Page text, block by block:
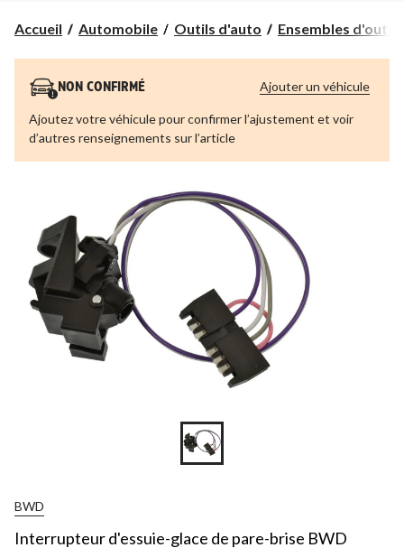
Accueil Automobile Outils d'auto Ensembles
NON CONFIRMÉ
Ajoutez votre véhicule pour confirmer l’ajustement et voir
d’autres renseignements sur l’article
Ajouter un véhicule
BWD
Interrupteur d'essuie-glace de pare-brise BWD